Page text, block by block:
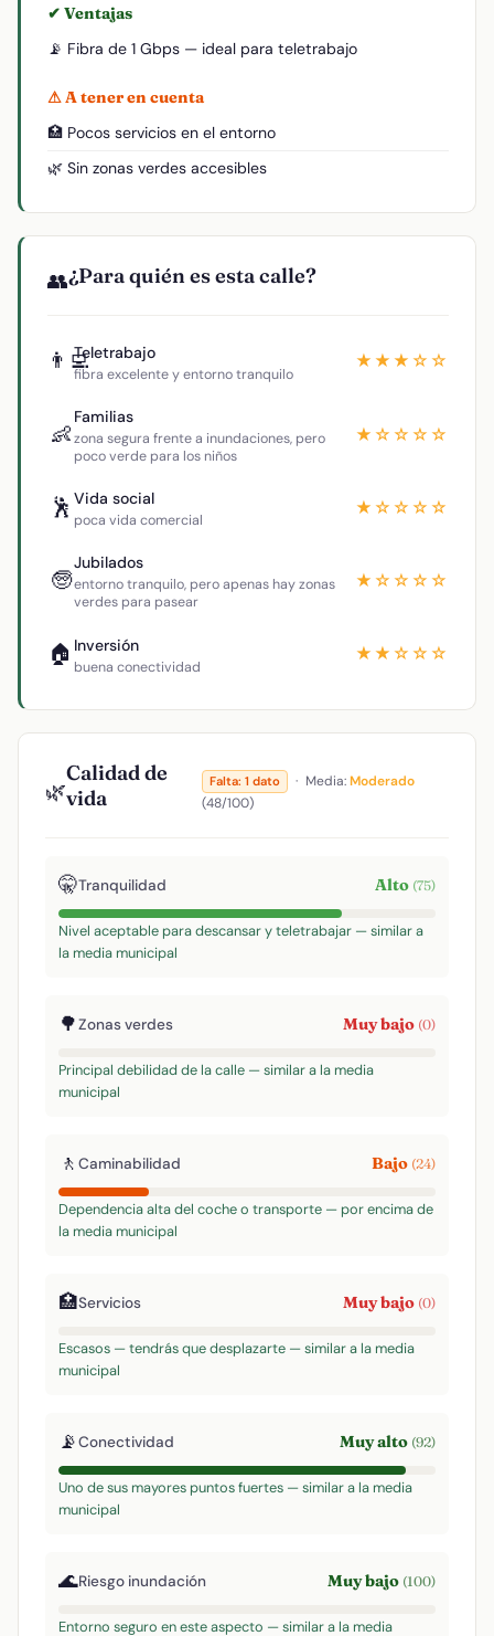
✔ Ventajas
📡 Fibra de 1 Gbps — ideal para teletrabajo
⚠ A tener en cuenta
🏥 Pocos servicios en el entorno
🌿 Sin zonas verdes accesibles
👥¿Para quién es esta calle?
👨‍💻Teletrabajo
fibra excelente y entorno tranquilo
★★★☆☆
👶
Familias
zona segura frente a inundaciones, pero
poco verde para los niños
★☆☆☆☆
🕺 Vida social
poca vida comercial
★☆☆☆☆
🧓
Jubilados
entorno tranquilo, pero apenas hay zonas
verdes para pasear
★☆☆☆☆
🏠 Inversión
buena conectividad
★★☆☆☆
🌿
Calidad de
vida
Falta: 1 dato · Media:Moderado
(48/100)
🤫Tranquilidad Alto (75)
Nivel aceptable para descansar y teletrabajar — similar a
la media municipal
🌳Zonas verdes Muy bajo (0)
Principal debilidad de la calle — similar a la media
municipal
🚶 Caminabilidad Bajo (24)
Dependencia alta del coche o transporte — por encima de
la media municipal
🏥Servicios Muy bajo (0)
Escasos — tendrás que desplazarte — similar a la media
municipal
📡Conectividad Muy alto (92)
Uno de sus mayores puntos fuertes — similar a la media
municipal
🌊Riesgo inundación Muy bajo (100)
Entorno seguro en este aspecto — similar a la media